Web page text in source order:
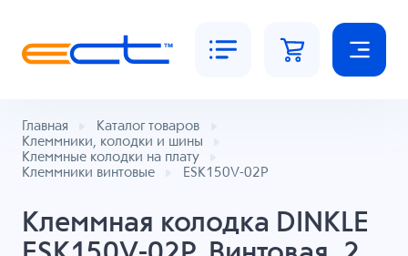
Главная
Каталог товаров
Клеммники, колодки и шины
Клеммные колодки на плату
Клеммники винтовые
ESK150V-02P
Клеммная колодка DINKLE